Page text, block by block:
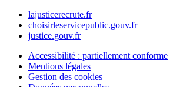
lajusticerecrute.fr
choisirleservicepublic.gouv.fr
justice.gouv.fr
Accessibilité : partiellement conforme
Mentions légales
Gestion des cookies